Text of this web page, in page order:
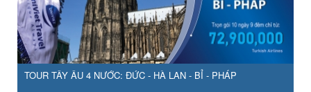
TOUR TÂY ÂU 4 NƯỚC: ĐỨC - HÀ LAN - BỈ - PHÁP